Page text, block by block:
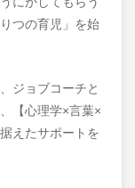
つの育児」を始
ジョブコーチと
【心理学×言葉×
えたサポートを